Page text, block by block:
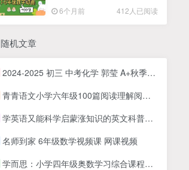
6个月前 412人已阅读
随机文章
2024-2025 初三 中考化学 郭莹 A+秋季班下
青青语文小学六年级100篇阅读理解阅读打卡(视频+PDF文档）
学英语又能科学启蒙涨知识的英文科普动画片《百诺博士Peekaboo Kidz》全449集合计43.61GB
名师到家 6年级数学视频课 网课视频
学而思：小学四年级奥数学习综合课程合集（基础版+春季班+寒假班+秋季班）完整版MP4视频课